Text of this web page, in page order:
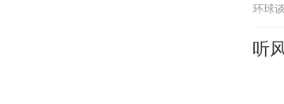
环球
听